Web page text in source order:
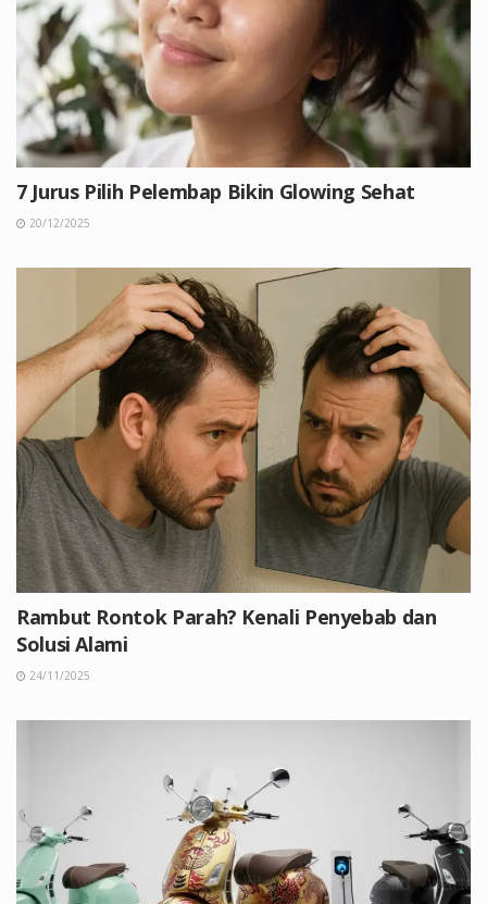
7 Jurus Pilih Pelembap Bikin Glowing Sehat
20/12/2025
Rambut Rontok Parah? Kenali Penyebab dan
Solusi Alami
24/11/2025